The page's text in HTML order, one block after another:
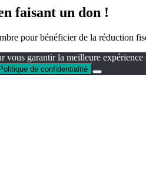
faisant un don !
pour bénéficier de la réduction
vous garantir la meilleure
Politique de confidentialité